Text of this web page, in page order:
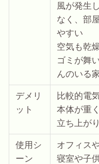
風が発生
なく、部
やすい
空気も乾
ゴミが舞
んのいる
デメリ
ット
比較的電
本体が重
立ち上が
使用シ
ーン
オフィス
寝室や子